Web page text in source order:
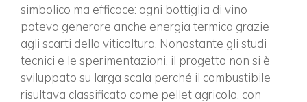
simbolico ma efficace: ogni bottiglia di vino
poteva generare anche energia termica grazie
agli scarti della viticoltura. Nonostante gli studi
tecnici e le sperimentazioni, il progetto non si è
sviluppato su larga scala perché il combustibile
risultava classificato come pellet agricolo, con